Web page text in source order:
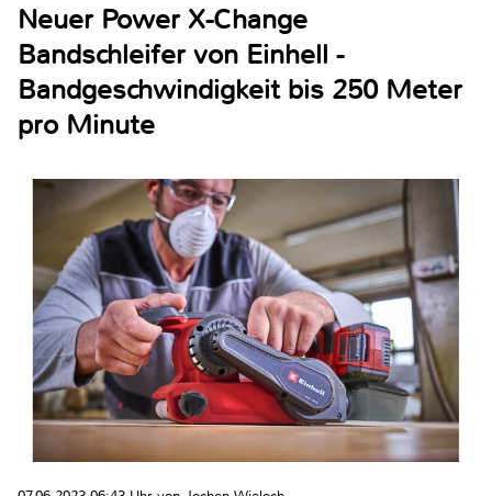
Neuer Power X-Change
Bandschleifer von Einhell -
Bandgeschwindigkeit bis 250 Meter
pro Minute